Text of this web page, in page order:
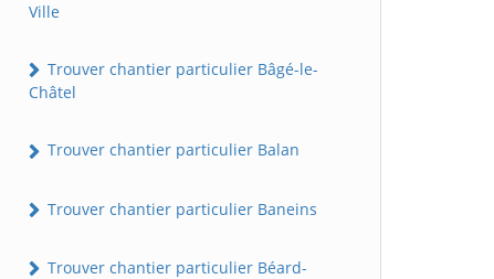
Ville
Trouver chantier particulier Bâgé-le-
Châtel
Trouver chantier particulier Balan
Trouver chantier particulier Baneins
Trouver chantier particulier Béard-